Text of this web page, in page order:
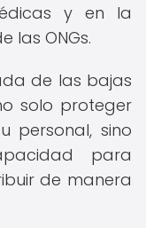
y en la
las ONGs.
de las bajas
solo proteger
personal, sino
para
de manera